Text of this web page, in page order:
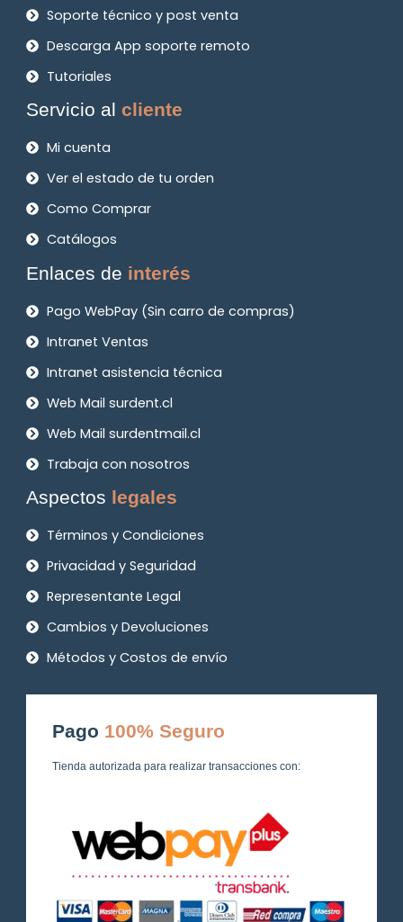
Soporte técnico y post venta
Descarga App soporte remoto
Tutoriales
Servicio alcliente
Mi cuenta
Ver el estado de tu orden
Como Comprar
Catálogos
Enlaces de interés
Pago WebPay (Sin carro de compras)
Intranet Ventas
Intranet asistencia técnica
Web Mail surdent.cl
Web Mail surdentmail.cl
Trabaja con nosotros
Aspectos legales
Términos y Condiciones
Privacidad y Seguridad
Representante Legal
Cambios y Devoluciones
Métodos y Costos de envío
Pago 100% Seguro
Tienda autorizada para realizar transacciones con: